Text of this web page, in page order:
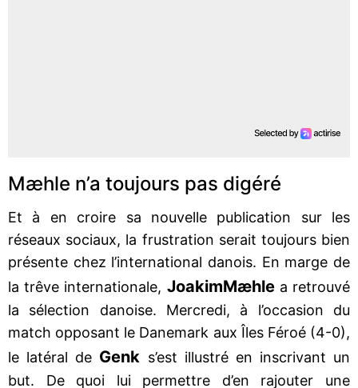
Mæhle n’a toujours pas digéré
Et à en croire sa nouvelle publication sur les
réseaux sociaux, la frustration serait toujours bien
présente chez l’international danois. En marge de
la trêve internationale, JoakimMæhlea retrouvé
la sélection danoise. Mercredi, à l’occasion du
match opposant le Danemark aux Îles Féroé (4-0),
le latéral de Genk s’est illustré en inscrivant un
but. De quoi lui permettre d’en rajouter une